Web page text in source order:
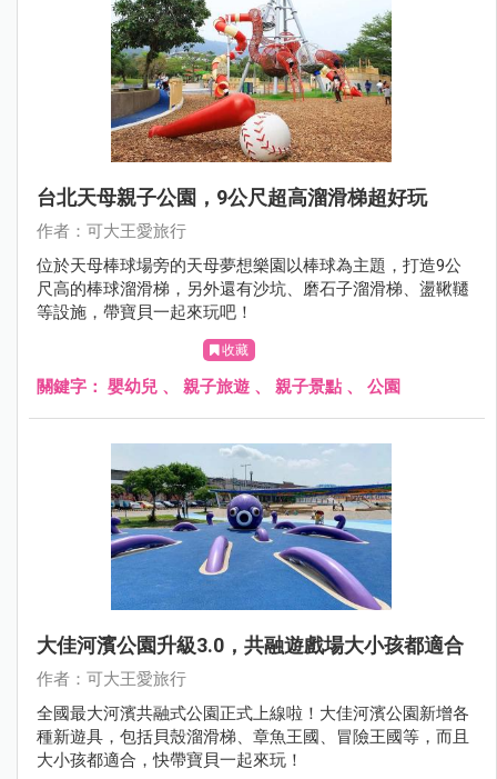
台北天母親子公園，9公尺超高溜滑梯超好玩
作者：可大王愛旅行
位於天母棒球場旁的天母夢想樂園以棒球為主題，打造9公
尺高的棒球溜滑梯，另外還有沙坑、磨石子溜滑梯、盪鞦韆
等設施，帶寶貝一起來玩吧！
收藏
關鍵字： 嬰幼兒 、 親子旅遊 、 親子景點 、 公園
大佳河濱公園升級3.0，共融遊戲場大小孩都適合
作者：可大王愛旅行
全國最大河濱共融式公園正式上線啦！大佳河濱公園新增各
種新遊具，包括貝殼溜滑梯、章魚王國、冒險王國等，而且
大小孩都適合，快帶寶貝一起來玩！